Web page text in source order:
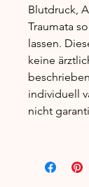
Blutdruck,
Traumata
lassen.
keine
individuell
nicht